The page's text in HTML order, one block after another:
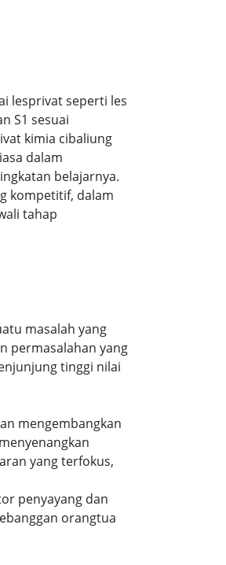
lesprivat seperti les
S1 sesuai
kimia cibaliung
dalam
belajarnya.
kompetitif, dalam
tahap
masalah yang
permasalahan yang
tinggi nilai
mengembangkan
yang terfokus,
penyayang dan
orangtua